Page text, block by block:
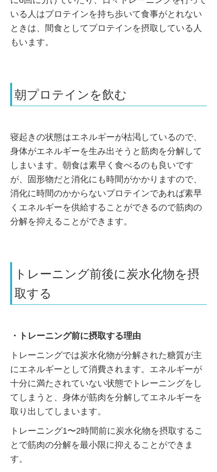
いる人はプロテインを持ち歩いて食事がとれない
ときは、間食としてプロテインを摂取している人
もいます。
朝プロテインを飲む
寝起きの状態はエネルギーが枯渇しているので、
身体がエネルギーを生み出そうと筋肉を分解して
しまいます。朝食は素早く食べるのも良いです
が、固形物だと消化にも時間がかかりますので、
消化に時間のかからないプロテインであれば素早
くエネルギーを供給することができるので筋肉の
分解を抑えることができます。
トレーニング前後に炭水化物を摂
取する
・トレーニング前に摂取する理由
トレーニングでは炭水化物が分解された糖質が主
にエネルギーとして消費されます。エネルギーが
十分に満たされていない状態でトレーニングをし
てしまうと、身体が筋肉を分解してエネルギーを
取り出してしまいます。
トレーニング1〜2時間前に炭水化物を摂取するこ
とで筋肉の分解を最小限に抑えることができま
す。